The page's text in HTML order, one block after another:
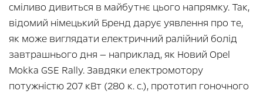
сміливо дивиться в майбутнє цього напрямку. Так,
відомий німецький Бренд дарує уявлення про те,
як може виглядати електричний ралійний болід
завтрашнього дня — наприклад, як Новий Opel
Mokka GSE Rally. Завдяки електромотору
потужністю 207 кВт (280 к. с.), прототип гоночного